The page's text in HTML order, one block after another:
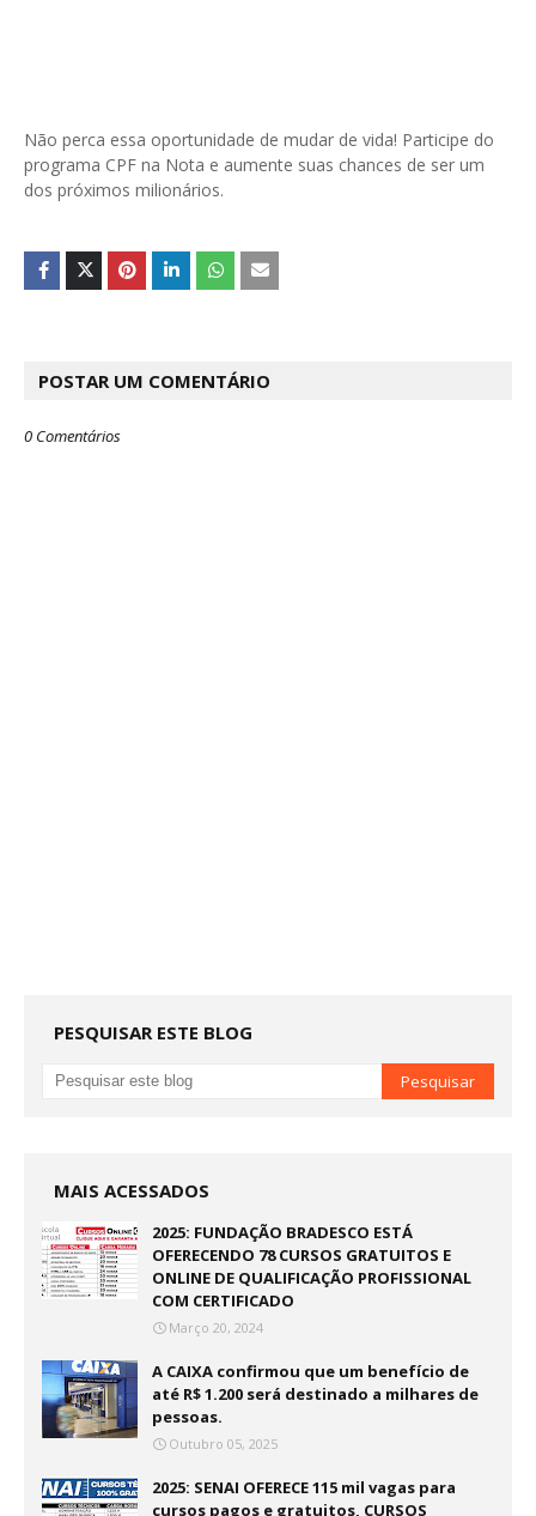
Não perca essa oportunidade de mudar de vida! Participe do
programa CPF na Nota e aumente suas chances de ser um
dos próximos milionários.
POSTAR UM COMENTÁRIO
0 Comentários
PESQUISAR ESTE BLOG
MAIS ACESSADOS
2025: FUNDAÇÃO BRADESCO ESTÁ
OFERECENDO 78 CURSOS GRATUITOS E
ONLINE DE QUALIFICAÇÃO PROFISSIONAL
COM CERTIFICADO
Março 20, 2024
A CAIXA confirmou que um benefício de
até R$ 1.200 será destinado a milhares de
pessoas.
Outubro 05, 2025
2025: SENAI OFERECE 115 mil vagas para
cursos pagos e gratuitos, CURSOS